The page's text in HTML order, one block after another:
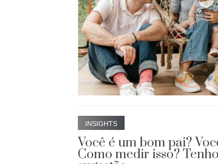
INSIGHTS
Você é um bom pai?
Como medir isso?